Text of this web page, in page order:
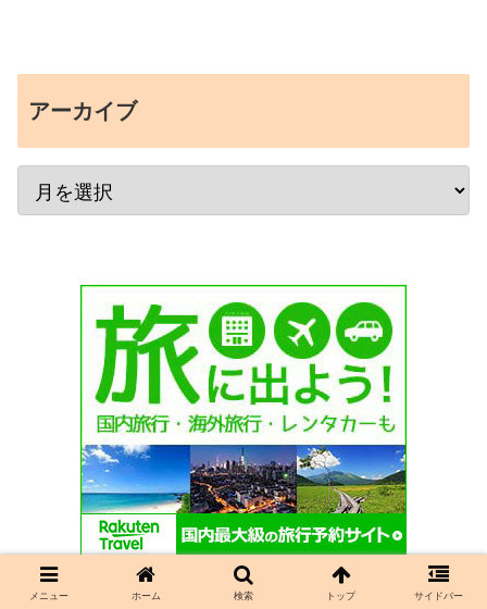
アーカイブ
メニュー ホーム 検索 トップ サイドバー